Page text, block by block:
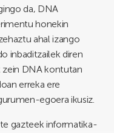
da, DNA
honekin
ahal izango
inbaditzailek diren
zein DNA kontutan
erreka ere
egoera ikusiz.
gazteek informatika-